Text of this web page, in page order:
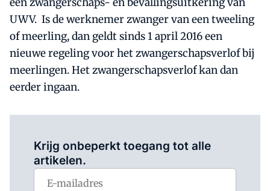
UWV. Is de werknemer zwanger van een tweeling
of meerling, dan geldt sinds 1 april 2016 een
nieuwe regeling voor het zwangerschapsverlof bij
meerlingen. Het zwangerschapsverlof kan dan
eerder ingaan.
Krijg onbeperkt toegang tot alle
artikelen.